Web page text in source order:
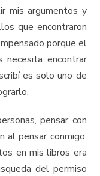
mis argumentos y
que encontraron
porque el
necesita encontrar
es solo uno de
pensar con
al pensar conmigo.
en mis libros era
del permiso